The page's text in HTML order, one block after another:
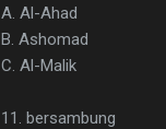
A. Al-Ahad
B. Ashomad
C. Al-Malik
11. bersambung